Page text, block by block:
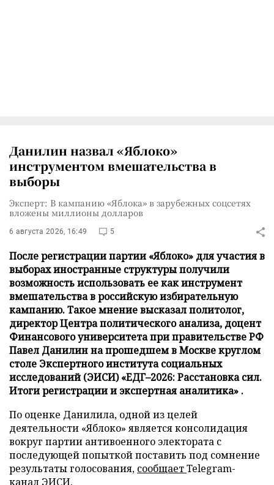
Данилин назвал «Яблоко»
инструментом вмешательства в
выборы
Эксперт: В кампанию «Яблока» в зарубежных соцсетях
вложены миллионы долларов
6 августа 2026, 16:49 5
После регистрации партии «Яблоко» для участия в
выборах иностранные структуры получили
возможность использовать ее как инструмент
вмешательства в российскую избирательную
кампанию. Такое мнение высказал политолог,
директор Центра политического анализа, доцент
Финансового университета при правительстве РФ
Павел Данилин на прошедшем в Москве круглом
столе Экспертного института социальных
исследований (ЭИСИ) «ЕДГ–2026: Расстановка сил.
Итоги регистрации и экспертная аналитика» .
По оценке Данилила, одной из целей
деятельности «Яблоко» является консолидация
вокруг партии антивоенного электората с
последующей попыткой поставить под сомнение
результаты голосования, сообщаетTelegram-
канал ЭИСИ.